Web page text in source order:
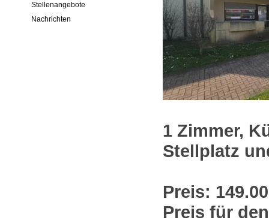
Stellenangebote
Nachrichten
1 Zimmer,
Stellplatz
Preis:
Preis für